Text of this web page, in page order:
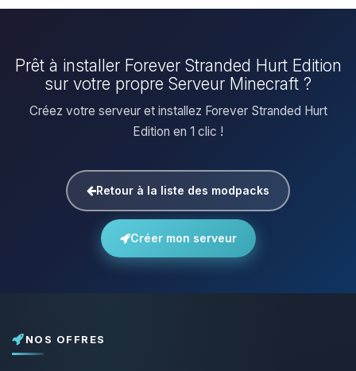
Prêt à installer Forever Stranded Hurt Edition
sur votre propre Serveur Minecraft ?
Créez votre serveur et installez Forever Stranded Hurt
Edition en 1 clic !
Retour à la liste des modpacks
Créer mon serveur
NOS OFFRES